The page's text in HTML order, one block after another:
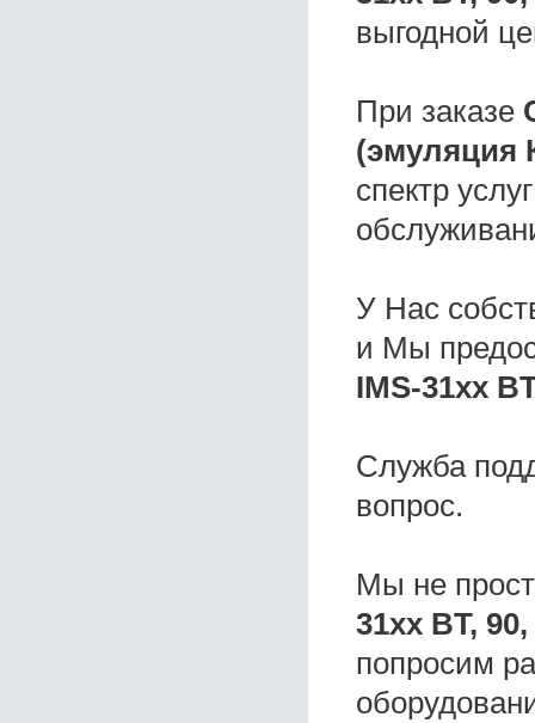
выгодной
При заказе
(эмуляция
спектр
У Нас
и Мы
IMS-31хх
Служба
вопрос.
Мы не
31хх BT,
попросим